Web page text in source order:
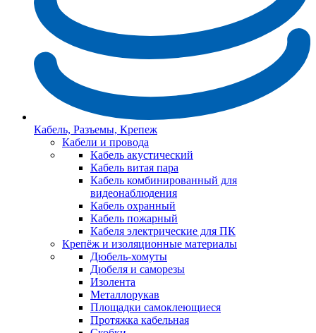
Кабель, Разъемы, Крепеж
Кабели и провода
Кабель акустический
Кабель витая пара
Кабель комбинированный для
видеонаблюдения
Кабель охранный
Кабель пожарный
Кабеля электрические для ПК
Крепёж и изоляционные материалы
Дюбель-хомуты
Дюбеля и саморезы
Изолента
Металлорукав
Площадки самоклеющиеся
Протяжка кабельная